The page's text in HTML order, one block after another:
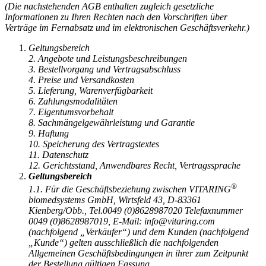
(Die nachstehenden AGB enthalten zugleich gesetzliche
Informationen zu Ihren Rechten nach den Vorschriften über
Verträge im Fernabsatz und im elektronischen Geschäftsverkehr.)
Geltungsbereich
2. Angebote und Leistungsbeschreibungen
3. Bestellvorgang und Vertragsabschluss
4. Preise und Versandkosten
5. Lieferung, Warenverfügbarkeit
6. Zahlungsmodalitäten
7. Eigentumsvorbehalt
8. Sachmängelgewährleistung und Garantie
9. Haftung
10. Speicherung des Vertragstextes
11. Datenschutz
12. Gerichtsstand, Anwendbares Recht, Vertragssprache
Geltungsbereich
1.1. Für die Geschäftsbeziehung zwischen VITARING®
biomedsystems GmbH, Wirtsfeld 43, D-83361
Kienberg/Obb., Tel.0049 (0)8628987020 Telefaxnummer
0049 (0)8628987019, E-Mail: info@vitaring.com
(nachfolgend „Verkäufer“) und dem Kunden (nachfolgend
„Kunde“) gelten ausschließlich die nachfolgenden
Allgemeinen Geschäftsbedingungen in ihrer zum Zeitpunkt